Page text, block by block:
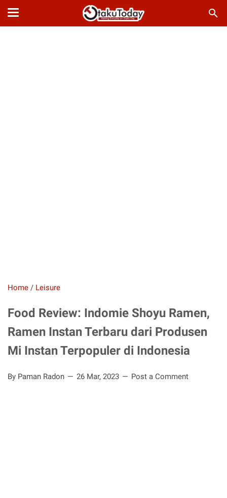
Home / Leisure
Food Review: Indomie Shoyu Ramen,
Ramen Instan Terbaru dari Produsen
Mi Instan Terpopuler di Indonesia
By Paman Radon 26 Mar, 2023 Post a Comment